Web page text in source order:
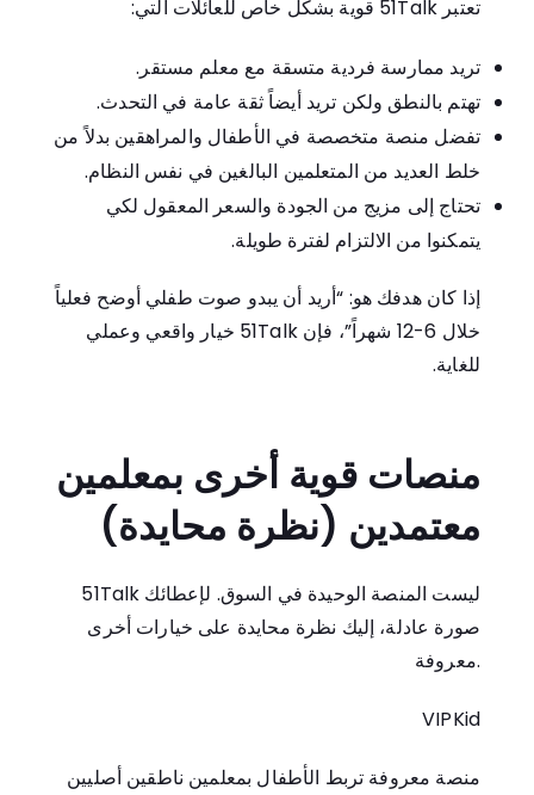
تعتبر 51Talk قوية بشكل خاص للعائلات التي:
تريد ممارسة فردية متسقة مع معلم مستقر.
تهتم بالنطق ولكن تريد أيضاً ثقة عامة في التحدث.
تفضل منصة متخصصة في الأطفال والمراهقين بدلاً من
خلط العديد من المتعلمين البالغين في نفس النظام.
تحتاج إلى مزيج من الجودة والسعر المعقول لكي
يتمكنوا من الالتزام لفترة طويلة.
إذا كان هدفك هو: “أريد أن يبدو صوت طفلي أوضح فعلياً
خلال 6-12 شهراً”، فإن 51Talk خيار واقعي وعملي
للغاية.
منصات قوية أخرى بمعلمين
معتمدين (نظرة محايدة)
51Talk ليست المنصة الوحيدة في السوق. لإعطائك
صورة عادلة، إليك نظرة محايدة على خيارات أخرى
معروفة.
VIPKid
منصة معروفة تربط الأطفال بمعلمين ناطقين أصليين